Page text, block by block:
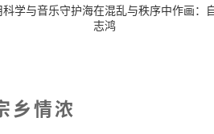
学与音乐守护海在混乱与秩序中作画：
志鸿
乡情浓